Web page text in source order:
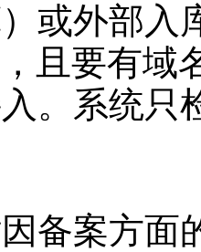
或外部入
且要有域
。系统只
备案方面